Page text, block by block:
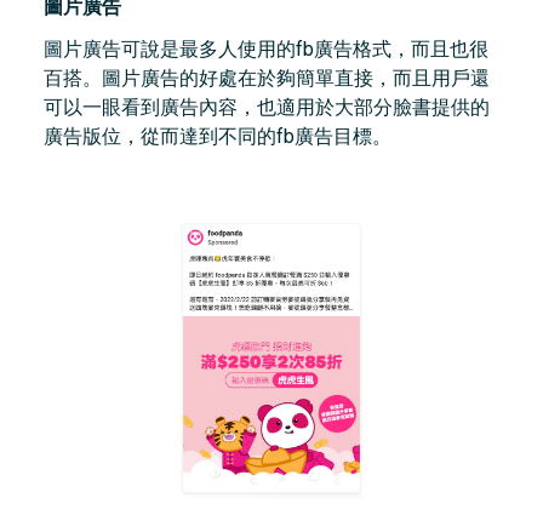
圖片廣告
圖片廣告可說是最多人使用的fb廣告格式，而且也很
百搭。圖片廣告的好處在於夠簡單直接，而且用戶還
可以一眼看到廣告內容，也適用於大部分臉書提供的
廣告版位，從而達到不同的fb廣告目標。